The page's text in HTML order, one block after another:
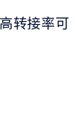
转接率可